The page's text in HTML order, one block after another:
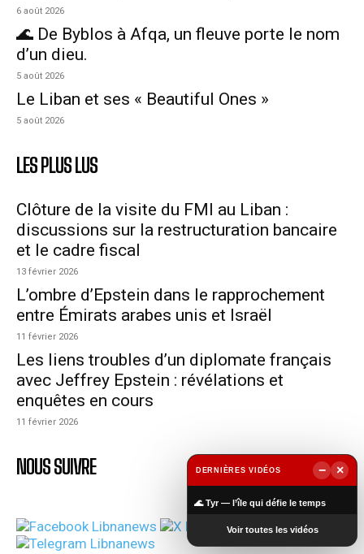
6 août 2026
🌊 De Byblos à Afqa, un fleuve porte le nom
d’un dieu.
5 août 2026
Le Liban et ses « Beautiful Ones »
5 août 2026
LES PLUS LUS
Clôture de la visite du FMI au Liban :
discussions sur la restructuration bancaire
et le cadre fiscal
13 février 2026
L’ombre d’Epstein dans le rapprochement
entre Émirats arabes unis et Israël
11 février 2026
Les liens troubles d’un diplomate français
avec Jeffrey Epstein : révélations et
enquêtes en cours
11 février 2026
NOUS SUIVRE DERNIÈRES VIDÉOS −
×
🌊 Tyr — l’île qui défie le temps
Voir toutes les vidéos